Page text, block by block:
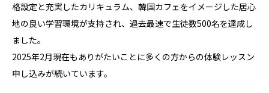
格設定と充実したカリキュラム、韓国カフェをイメージした居心
地の良い学習環境が支持され、過去最速で生徒数500名を達成し
ました。
2025年2月現在もありがたいことに多くの方からの体験レッスン
申し込みが続いています。